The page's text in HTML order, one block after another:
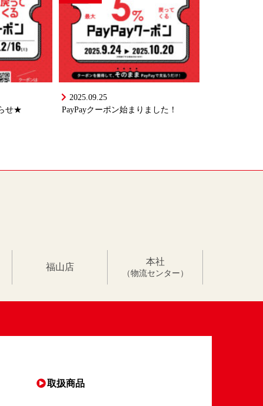
せ★
2025.09.25
PayPayクーポン始まりました！
福山店
本社
（物流センター）
取扱商品